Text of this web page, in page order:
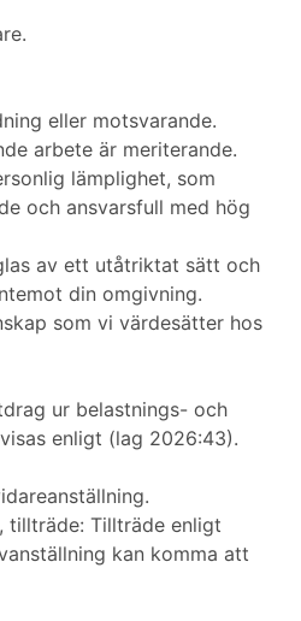
eller motsvarande.
arbete är meriterande.
lämplighet, som
och ansvarsfull med hög
av ett utåtriktat sätt och
din omgivning.
som vi värdesätter hos
ur belastnings- och
enligt (lag 2026:43).
tillträde: Tillträde enligt
kan komma att